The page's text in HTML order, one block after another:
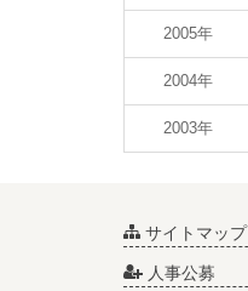
2005年
2004年
2003年
サイトマップ
人事公募